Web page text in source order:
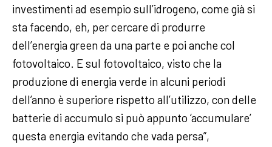
investimenti ad esempio sull’idrogeno, come già si
sta facendo, eh, per cercare di produrre
dell’energia green da una parte e poi anche col
fotovoltaico. E sul fotovoltaico, visto che la
produzione di energia verde in alcuni periodi
dell’anno è superiore rispetto all’utilizzo, con delle
batterie di accumulo si può appunto ‘accumulare’
questa energia evitando che vada persa”,